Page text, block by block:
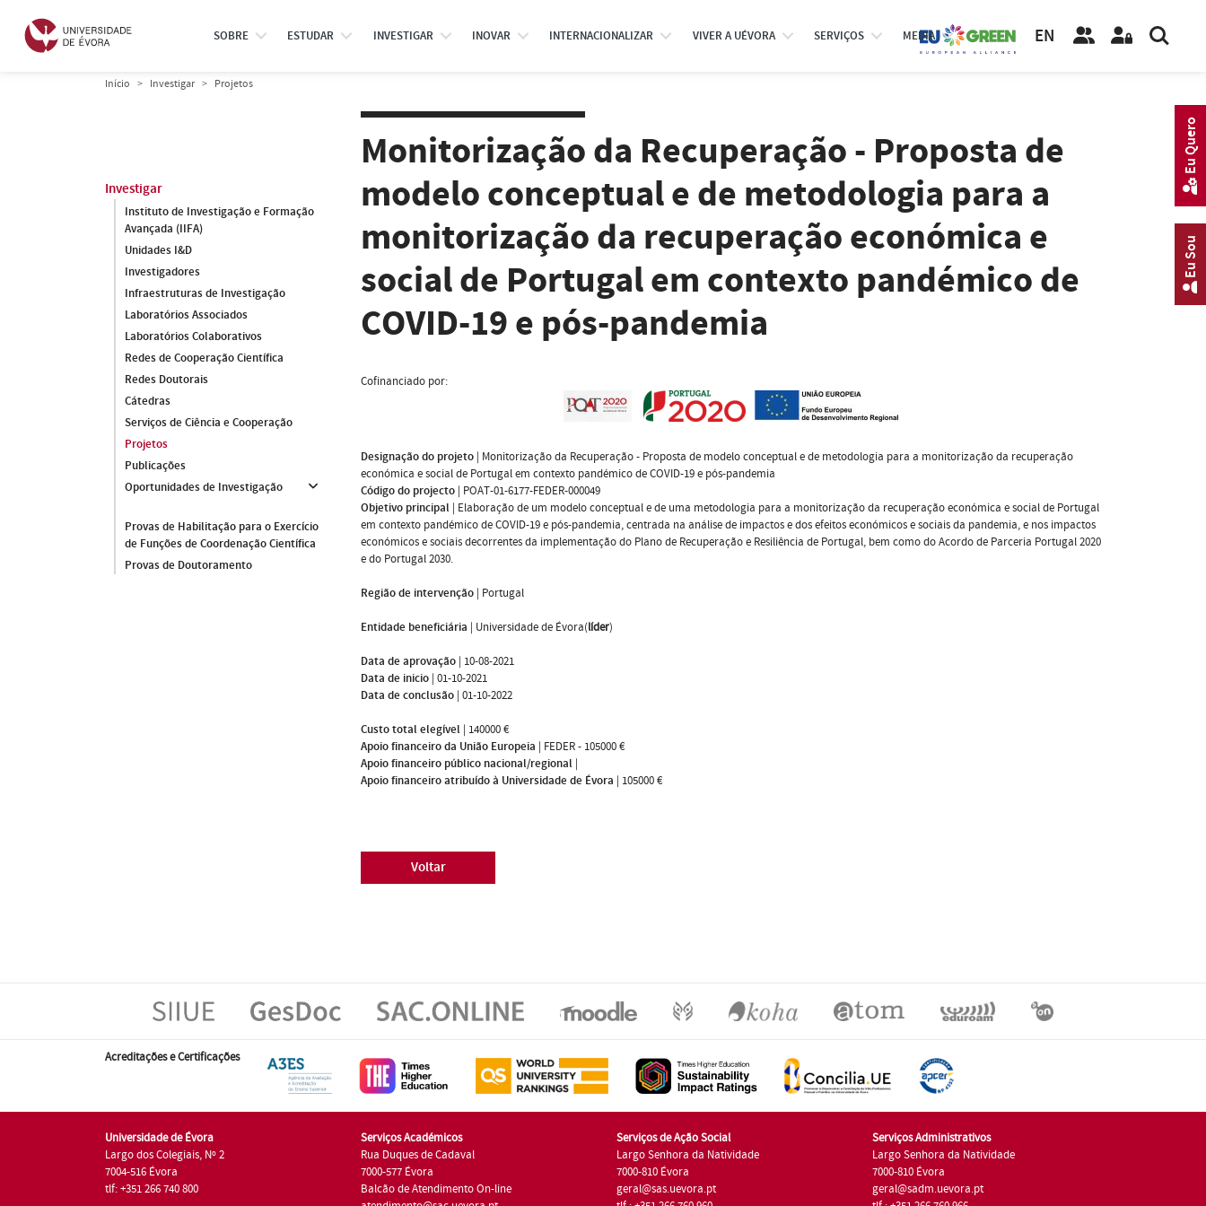
SOBRE ESTUDAR INVESTIGAR INOVAR INTERNACIONALIZAR VIVER A UÉVORA SERVIÇOS MEDIA EN
Início Investigar Projetos
Investigar
Instituto de Investigação e Formação
Avançada (IIFA)
Unidades I&D
Investigadores
Infraestruturas de Investigação
Laboratórios Associados
Laboratórios Colaborativos
Redes de Cooperação Científica
Redes Doutorais
Cátedras
Serviços de Ciência e Cooperação
Projetos
Publicações
Oportunidades de Investigação
Provas de Habilitação para o Exercício
de Funções de Coordenação Científica
Provas de Doutoramento
Monitorização da Recuperação - Proposta de
modelo conceptual e de metodologia para a
monitorização da recuperação económica e
social de Portugal em contexto pandémico de
COVID-19 e pós-pandemia
Cofinanciado por:
Designação do projeto | Monitorização da Recuperação - Proposta de modelo conceptual e de metodologia para a monitorização da recuperação
económica e social de Portugal em contexto pandémico de COVID-19 e pós-pandemia
Código do projecto | POAT-01-6177-FEDER-000049
Objetivo principal | Elaboração de um modelo conceptual e de uma metodologia para a monitorização da recuperação económica e social de Portugal
em contexto pandémico de COVID-19 e pós-pandemia, centrada na análise de impactos e dos efeitos económicos e sociais da pandemia, e nos impactos
económicos e sociais decorrentes da implementação do Plano de Recuperação e Resiliência de Portugal, bem como do Acordo de Parceria Portugal 2020
e do Portugal 2030.
Região de intervenção | Portugal
Entidade beneficiária | Universidade de Évora(líder)
Data de aprovação | 10-08-2021
Data de inicio | 01-10-2021
Data de conclusão | 01-10-2022
Custo total elegível | 140000 €
Apoio financeiro da União Europeia | FEDER - 105000 €
Apoio financeiro público nacional/regional |
Apoio financeiro atribuído à Universidade de Évora | 105000 €
Voltar
Acreditações e Certificações
Universidade de Évora
Largo dos Colegiais, Nº 2
7004-516 Évora
tlf: +351 266 740 800
Serviços Académicos
Rua Duques de Cadaval
7000-577 Évora
Balcão de Atendimento On-line
Serviços de Ação Social
Largo Senhora da Natividade
7000-810 Évora
geral@sas.uevora.pt
Serviços Administrativos
Largo Senhora da Natividade
7000-810 Évora
geral@sadm.uevora.pt
Eu Sou
Eu Quero